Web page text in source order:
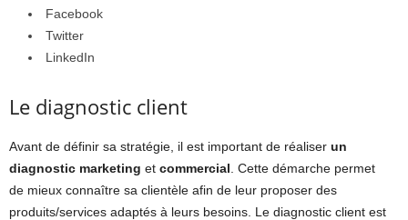
Facebook
Twitter
LinkedIn
Le diagnostic client
Avant de définir sa stratégie, il est important de réaliser un
diagnostic marketing et commercial . Cette démarche permet
de mieux connaître sa clientèle afin de leur proposer des
produits/services adaptés à leurs besoins. Le diagnostic client est